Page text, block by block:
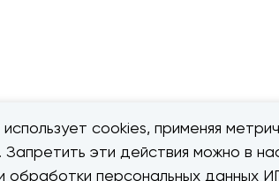
cookies, применяя
эти действия можно в
обработки персональных данных